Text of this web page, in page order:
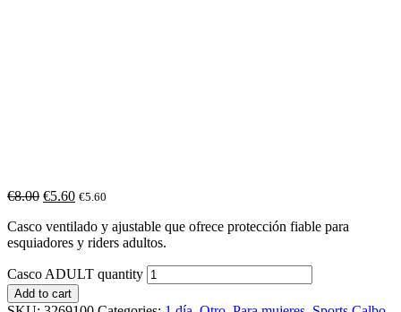
€8.00 €5.60 €5.60
Casco ventilado y ajustable que ofrece protección fiable para
esquiadores y riders adultos.
Casco ADULT quantity
Add to cart